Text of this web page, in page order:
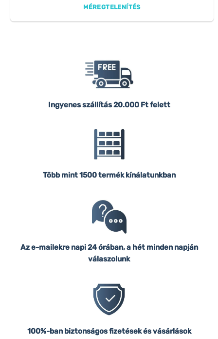
MÉREGTELENÍTÉS
Ingyenes szállítás20.000 Ft felett
Több mint 1500 termék kínálatunkban
Az e-mailekre napi 24 órában, a hét minden napján
válaszolunk
100%-ban biztonságos fizetések és vásárlások